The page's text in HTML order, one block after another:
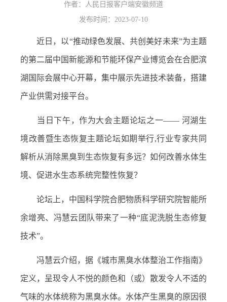
作者： 人民日报客户端安徽频道
发布时间：2023-07-10
近日，以“推动绿色发展、共创美好未来”为主题
的第二届中国新能源和节能环保产业博览会在合肥滨
湖国际会展中心开幕，集中展示先进技术装备，搭建
产业供需对接平台。
当日下午，作为大会主题论坛之一—— 河湖生
境改善暨生态恢复主题论坛如期举行,行业专家共同
解析从消除黑臭到生态恢复有多远？如何改善水体生
境、促进水生态系统完整性恢复？
论坛上，中国科学院合肥物质科学研究院智能所
余增亮、冯慧云团队带来了一种“底泥洗脱生态修复
技术”。
冯慧云介绍，据《城市黑臭水体整治工作指南》
定义，呈现令人不悦的颜色和（或）散发令人不适的
气味的水体统称为黑臭水体。水体产生黑臭的原因很